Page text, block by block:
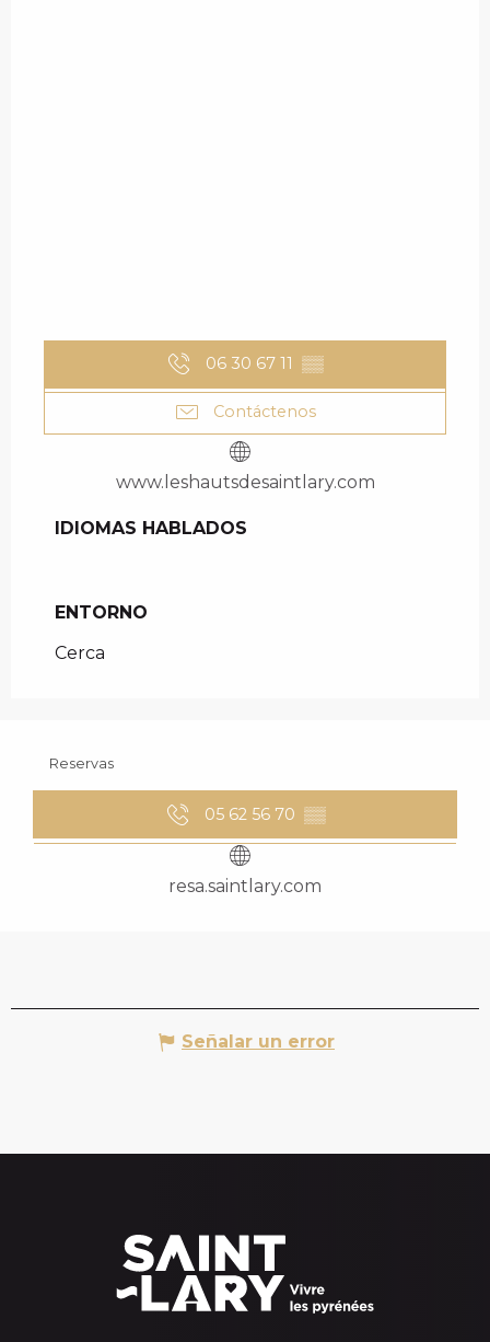
06 30 67 11 ▒▒
Contáctenos
www.leshautsdesaintlary.com
IDIOMAS HABLADOS
IDIOMAS HABLADOS
ENTORNO
ENTORNO
Cerca
Reservas
05 62 56 70 ▒▒
resa.saintlary.com
Señalar un error